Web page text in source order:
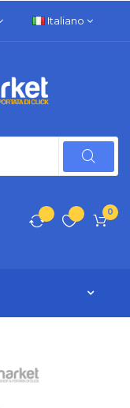
Italiano
0